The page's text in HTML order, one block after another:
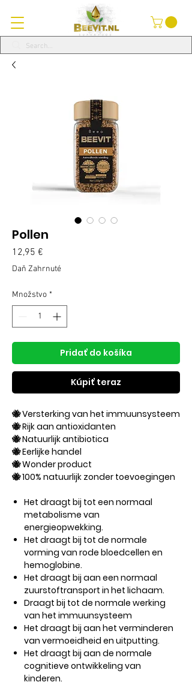
Pollen
12,95 €
Daň Zahrnuté
Množstvo *
Pridať do košíka
Kúpiť teraz
🐝 Versterking van het immuunsysteem
🐝 Rijk aan antioxidanten
🐝 Natuurlijk antibiotica
🐝 Eerlijke handel
🐝 Wonder product
🐝 100% natuurlijk zonder toevoegingen
Het draagt ​​bij tot een normaal
metabolisme van
energieopwekking.
Het draagt ​​bij tot de normale
vorming van rode bloedcellen en
hemoglobine.
Het draagt ​​bij aan een normaal
zuurstoftransport in het lichaam.
Draagt ​​bij tot de normale werking
van het immuunsysteem
Het draagt ​​bij aan het verminderen
van vermoeidheid en uitputting.
Het draagt ​​bij aan de normale
cognitieve ontwikkeling van
kinderen.